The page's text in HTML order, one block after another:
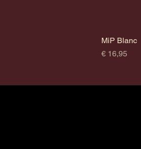
MiP Blanc
Prijs
€ 16,95